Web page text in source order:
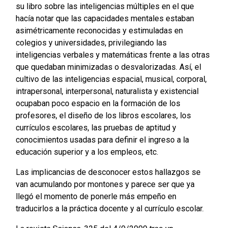
su libro sobre las inteligencias múltiples en el que
hacía notar que las capacidades mentales estaban
asimétricamente reconocidas y estimuladas en
colegios y universidades, privilegiando las
inteligencias verbales y matemáticas frente a las otras
que quedaban minimizadas o desvalorizadas. Así, el
cultivo de las inteligencias espacial, musical, corporal,
intrapersonal, interpersonal, naturalista y existencial
ocupaban poco espacio en la formación de los
profesores, el diseño de los libros escolares, los
currículos escolares, las pruebas de aptitud y
conocimientos usadas para definir el ingreso a la
educación superior y a los empleos, etc.
Las implicancias de desconocer estos hallazgos se
van acumulando por montones y parece ser que ya
llegó el momento de ponerle más empeño en
traducirlos a la práctica docente y al currículo escolar.